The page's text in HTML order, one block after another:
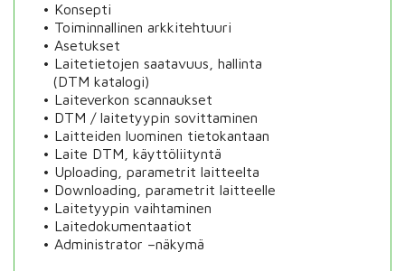
• Konsepti
• Toiminnallinen arkkitehtuuri
• Asetukset
• Laitetietojen saatavuus, hallinta
(DTM katalogi)
• Laiteverkonscannaukset
• DTM / laitetyypin sovittaminen
• Laitteiden luominen tietokantaan
• Laite DTM, käyttöliityntä
• Uploading , parametrit laitteelta
• Downloading , parametrit laitteelle
• Laitetyypin vaihtaminen
• Laitedokumentaatiot
• Administrator –näkymä